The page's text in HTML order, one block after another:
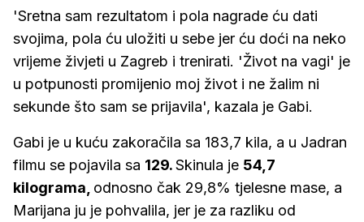
'Sretna sam rezultatom i pola nagrade ću dati
svojima, pola ću uložiti u sebe jer ću doći na neko
vrijeme živjeti u Zagreb i trenirati. 'Život na vagi' je
u potpunosti promijenio moj život i ne žalim ni
sekunde što sam se prijavila', kazala je Gabi.
Gabi je u kuću zakoračila sa 183,7 kila, a u Jadran
filmu se pojavila sa 129.Skinula je 54,7
kilograma, odnosno čak 29,8% tjelesne mase, a
Marijana ju je pohvalila, jer je za razliku od